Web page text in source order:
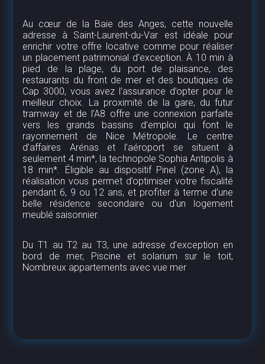
Au cœur de la Baie des Anges, cette nouvelle
adresse à Saint-Laurent-du-Var est idéale pour
enrichir votre offre locative comme pour réaliser
un placement patrimonial d’exception. À 10 min à
pied de la plage, du port de plaisance, des
restaurants du front de mer et des boutiques de
Cap 3000, vous avez l’assurance d’opter pour le
meilleur choix. La proximité de la gare, du futur
tramway et de l’A8 offre une connexion parfaite
vers les grands bassins d’emploi qui font le
rayonnement de Nice Métropole. Le centre
d’affaires Arénas et l’aéroport se situent à
seulement 4 min*, la technopole Sophia Antipolis à
18 min*. Éligible au dispositif Pinel (zone A), la
réalisation vous permet d’optimiser votre fiscalité
pendant 6, 9 ou 12 ans, et profiter à terme d’une
belle résidence secondaire ou d'un logement
meublé saisonnier.
Du T1 au T2 au T3, une adresse d’exception en
bord de mer, Piscine et solarium sur le toit,
Nombreux appartements avec vue mer